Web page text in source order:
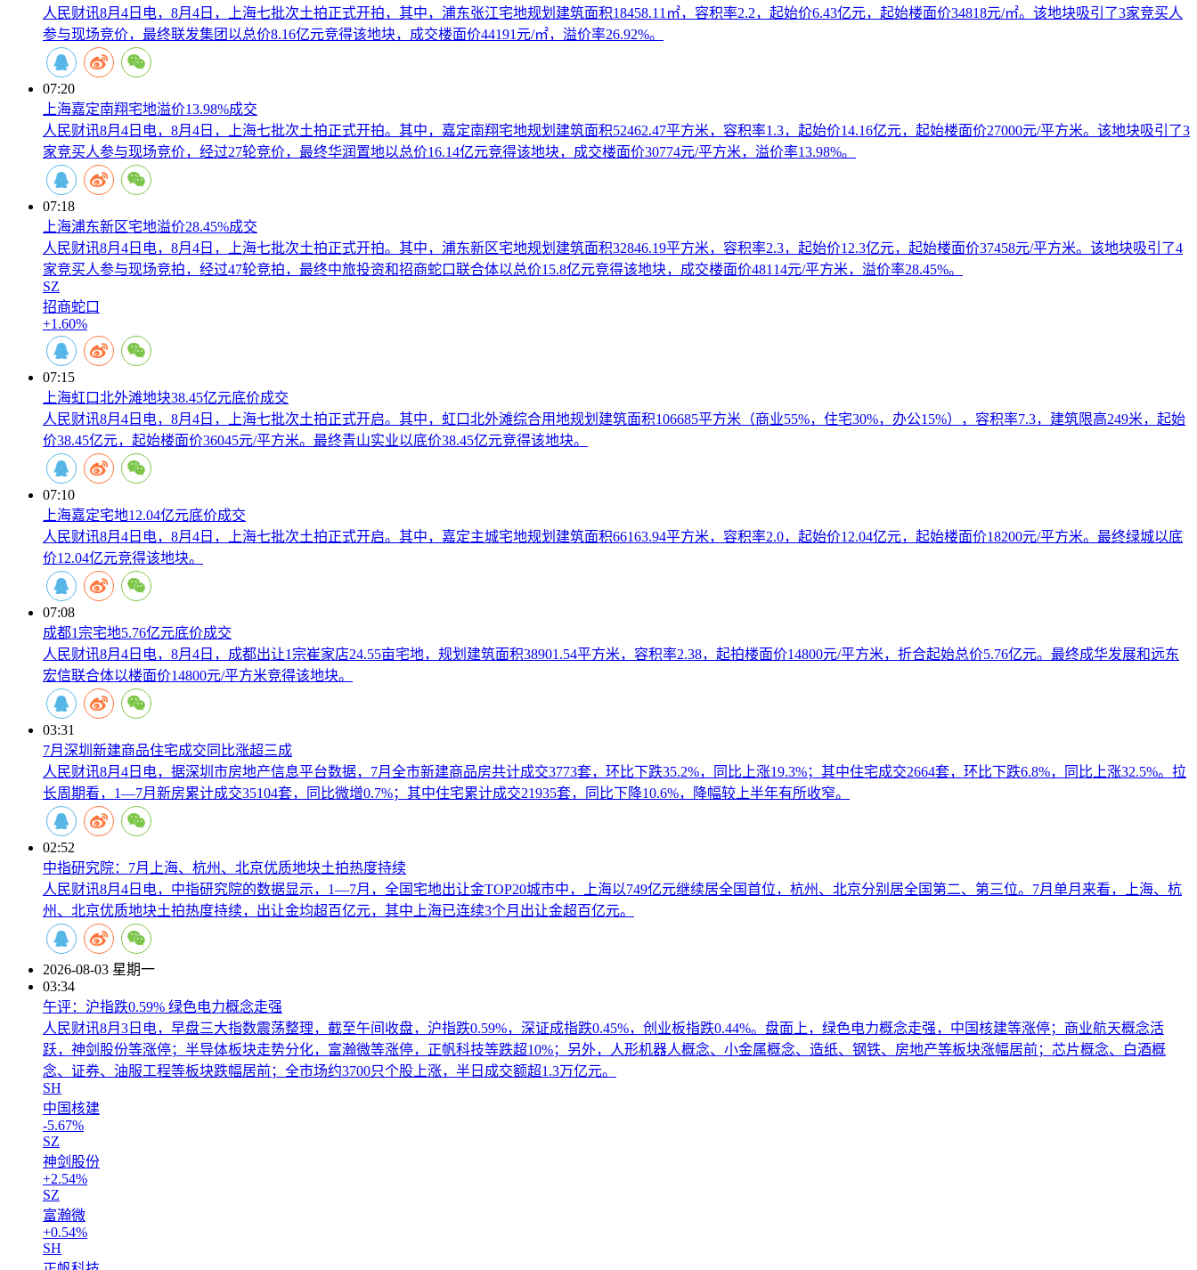
人民财讯8月4日电，8月4日，上海七批次土拍正式开拍，其中，浦东张江宅地规划建筑面积18458.11㎡，容积率2.2，起始价6.43亿元，起始楼面价34818元/㎡。该地块吸引了3家竞买人
参与现场竞价，最终联发集团以总价8.16亿元竞得该地块，成交楼面价44191元/㎡，溢价率26.92%。
07:20
上海嘉定南翔宅地溢价13.98%成交
人民财讯8月4日电，8月4日，上海七批次土拍正式开拍。其中，嘉定南翔宅地规划建筑面积52462.47平方米，容积率1.3，起始价14.16亿元，起始楼面价27000元/平方米。该地块吸引了3
家竞买人参与现场竞价，经过27轮竞价，最终华润置地以总价16.14亿元竞得该地块，成交楼面价30774元/平方米，溢价率13.98%。
07:18
上海浦东新区宅地溢价28.45%成交
人民财讯8月4日电，8月4日，上海七批次土拍正式开拍。其中，浦东新区宅地规划建筑面积32846.19平方米，容积率2.3，起始价12.3亿元，起始楼面价37458元/平方米。该地块吸引了4
家竞买人参与现场竞拍，经过47轮竞拍，最终中旅投资和招商蛇口联合体以总价15.8亿元竞得该地块，成交楼面价48114元/平方米，溢价率28.45%。
SZ
招商蛇口
+1.60%
07:15
上海虹口北外滩地块38.45亿元底价成交
人民财讯8月4日电，8月4日，上海七批次土拍正式开启。其中，虹口北外滩综合用地规划建筑面积106685平方米（商业55%，住宅30%，办公15%），容积率7.3，建筑限高249米，起始
价38.45亿元，起始楼面价36045元/平方米。最终青山实业以底价38.45亿元竞得该地块。
07:10
上海嘉定宅地12.04亿元底价成交
人民财讯8月4日电，8月4日，上海七批次土拍正式开启。其中，嘉定主城宅地规划建筑面积66163.94平方米，容积率2.0，起始价12.04亿元，起始楼面价18200元/平方米。最终绿城以底
价12.04亿元竞得该地块。
07:08
成都1宗宅地5.76亿元底价成交
人民财讯8月4日电，8月4日，成都出让1宗崔家店24.55亩宅地，规划建筑面积38901.54平方米，容积率2.38，起拍楼面价14800元/平方米，折合起始总价5.76亿元。最终成华发展和远东
宏信联合体以楼面价14800元/平方米竞得该地块。
03:31
7月深圳新建商品住宅成交同比涨超三成
人民财讯8月4日电，据深圳市房地产信息平台数据，7月全市新建商品房共计成交3773套，环比下跌35.2%，同比上涨19.3%；其中住宅成交2664套，环比下跌6.8%，同比上涨32.5%。拉
长周期看，1—7月新房累计成交35104套，同比微增0.7%；其中住宅累计成交21935套，同比下降10.6%，降幅较上半年有所收窄。
02:52
中指研究院：7月上海、杭州、北京优质地块土拍热度持续
人民财讯8月4日电，中指研究院的数据显示，1—7月，全国宅地出让金TOP20城市中，上海以749亿元继续居全国首位，杭州、北京分别居全国第二、第三位。7月单月来看，上海、杭
州、北京优质地块土拍热度持续，出让金均超百亿元，其中上海已连续3个月出让金超百亿元。
2026-08-03 星期一
03:34
午评：沪指跌0.59% 绿色电力概念走强
人民财讯8月3日电，早盘三大指数震荡整理，截至午间收盘，沪指跌0.59%，深证成指跌0.45%，创业板指跌0.44%。盘面上，绿色电力概念走强，中国核建等涨停；商业航天概念活
跃，神剑股份等涨停；半导体板块走势分化，富瀚微等涨停，正帆科技等跌超10%；另外，人形机器人概念、小金属概念、造纸、钢铁、房地产等板块涨幅居前；芯片概念、白酒概
念、证券、油服工程等板块跌幅居前；全市场约3700只个股上涨，半日成交额超1.3万亿元。
SH
中国核建
-5.67%
SZ
神剑股份
+2.54%
SZ
富瀚微
+0.54%
SH